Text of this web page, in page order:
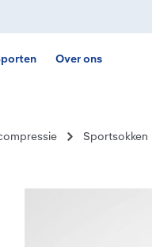
Over ons
Sportsokken